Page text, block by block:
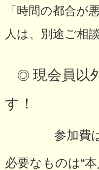
「時間の都合が
人は、別途ご相
◎ 現会員以
す！
参加費
必要なものは“